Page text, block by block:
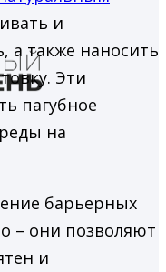
и
а также наносить
Эти
пагубное
на
барьерных
– они позволяют
и